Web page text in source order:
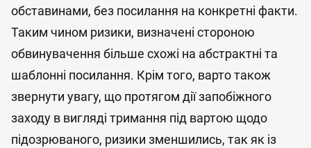
обставинами, без посилання на конкретні факти.
Таким чином ризики, визначені стороною
обвинувачення більше схожі на абстрактні та
шаблонні посилання. Крім того, варто також
звернути увагу, що протягом дії запобіжного
заходу в вигляді тримання під вартою щодо
підозрюваного, ризики зменшились, так як із